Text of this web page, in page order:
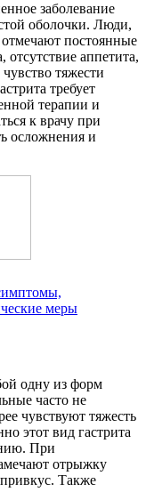
заболевание
оболочки. Люди,
постоянные
аппетита,
тяжести
требует
терапии и
к врачу при
осложнения и
меры
одну из форм
часто не
чувствуют тяжесть
этот вид гастрита
При
отрыжку
привкус. Также